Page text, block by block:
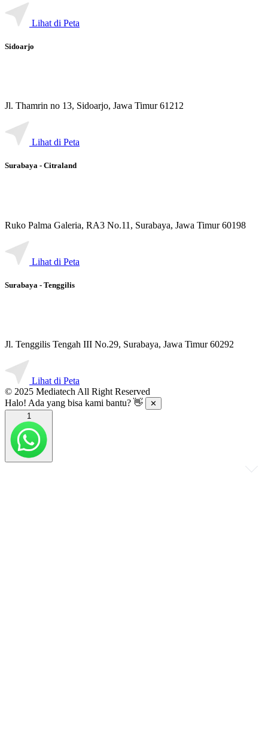
Lihat di Peta
Sidoarjo
Jl. Thamrin no 13, Sidoarjo, Jawa Timur 61212
Lihat di Peta
Surabaya - Citraland
Ruko Palma Galeria, RA3 No.11, Surabaya, Jawa Timur 60198
Lihat di Peta
Surabaya - Tenggilis
Jl. Tenggilis Tengah III No.29, Surabaya, Jawa Timur 60292
Lihat di Peta
© 2025 Mediatech All Right Reserved
Halo! Ada yang bisa kami bantu? 👋
✕
1